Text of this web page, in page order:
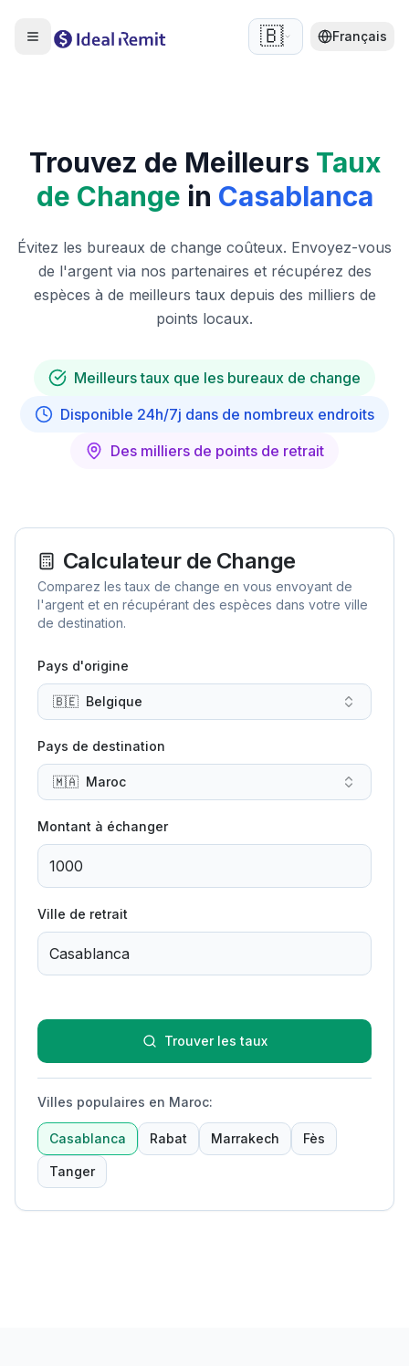
🇧🇪 Français
Trouvez de Meilleurs Taux
de Change in Casablanca
Évitez les bureaux de change coûteux. Envoyez-vous
de l'argent via nos partenaires et récupérez des
espèces à de meilleurs taux depuis des milliers de
points locaux.
Meilleurs taux que les bureaux de change
Disponible 24h/7j dans de nombreux endroits
Des milliers de points de retrait
Calculateur de Change
Comparez les taux de change en vous envoyant de
l'argent et en récupérant des espèces dans votre ville
de destination.
Pays d'origine
🇧🇪 Belgique
Pays de destination
🇲🇦 Maroc
Montant à échanger
Ville de retrait
Trouver les taux
Villes populaires en Maroc:
Casablanca Rabat Marrakech Fès
Tanger